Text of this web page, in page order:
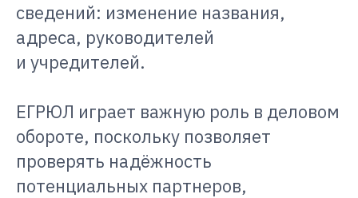
сведений: изменение названия,
адреса, руководителей
и учредителей.
ЕГРЮЛ играет важную роль в деловом
обороте, поскольку позволяет
проверять надёжность
потенциальных партнеров,